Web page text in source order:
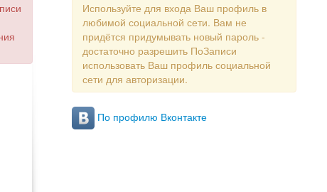
Используйте для входа Ваш профиль в
любимой социальной сети. Вам не
придётся придумывать новый пароль -
достаточно разрешить ПоЗаписи
использовать Ваш профиль социальной
сети для авторизации.
По профилю Вконтакте